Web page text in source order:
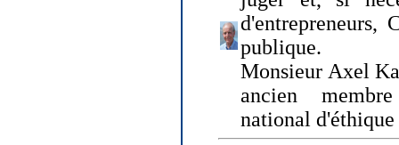
d'entrepreneurs,
publique.
Monsieur Axel
ancien
national d'éthique